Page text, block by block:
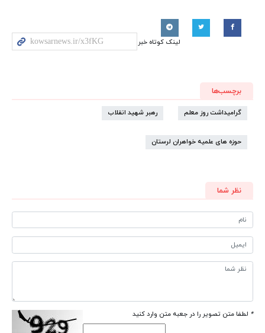
لینک کوتاه خبر
برچسب‌ها
گرامیداشت روز معلم رهبر شهید انقلاب
حوزه های علمیه خواهران لرستان
نظر شما
* لطفا متن تصویر را در جعبه متن وارد کنید